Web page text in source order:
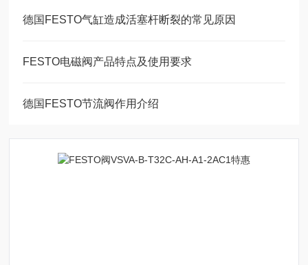
德国FESTO气缸造成活塞杆断裂的常见原因
FESTO电磁阀产品特点及使用要求
德国FESTO节流阀作用介绍